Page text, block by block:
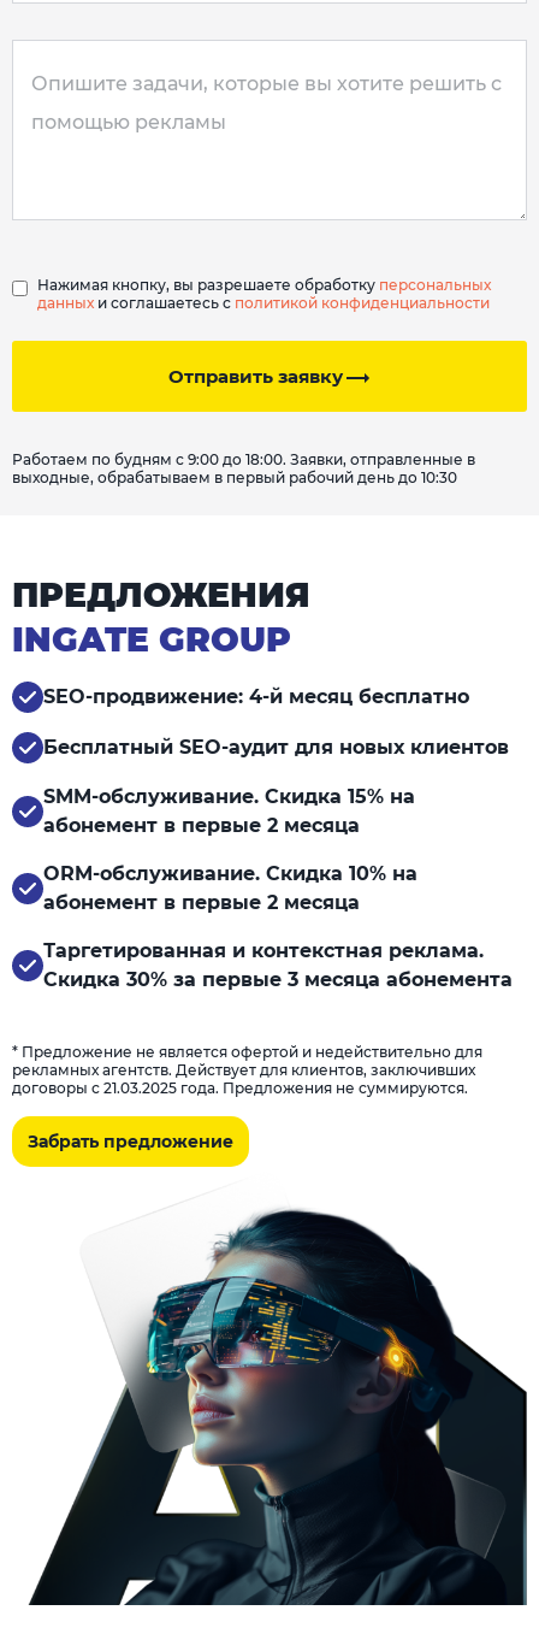
Отправить заявку
Нажимая кнопку, вы разрешаете обработку персональных
данных и соглашаетесь с политикой конфиденциальности
Работаем по будням с 9:00 до 18:00. Заявки, отправленные в
выходные, обрабатываем в первый рабочий день до 10:30
ПРЕДЛОЖЕНИЯ
INGATE GROUP
SEO-продвижение: 4-й месяц бесплатно
Бесплатный SEO-аудит для новых клиентов
SMM-обслуживание. Скидка 15% на
абонемент в первые 2 месяца
ORM-обслуживание. Скидка 10% на
абонемент в первые 2 месяца
Таргетированная и контекстная реклама.
Скидка 30% за первые 3 месяца абонемента
* Предложение не является офертой и недействительно для
рекламных агентств. Действует для клиентов, заключивших
договоры с 21.03.2025 года. Предложения не суммируются.
Забрать предложение